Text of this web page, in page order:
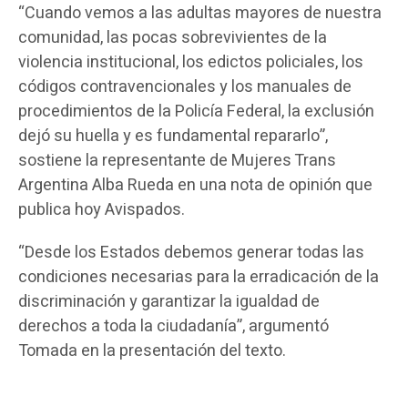
“Cuando vemos a las adultas mayores de nuestra
comunidad, las pocas sobrevivientes de la
violencia institucional, los edictos policiales, los
códigos contravencionales y los manuales de
procedimientos de la Policía Federal, la exclusión
dejó su huella y es fundamental repararlo”,
sostiene la representante de Mujeres Trans
Argentina Alba Rueda en una nota de opinión que
publica hoy Avispados.
“Desde los Estados debemos generar todas las
condiciones necesarias para la erradicación de la
discriminación y garantizar la igualdad de
derechos a toda la ciudadanía”, argumentó
Tomada en la presentación del texto.